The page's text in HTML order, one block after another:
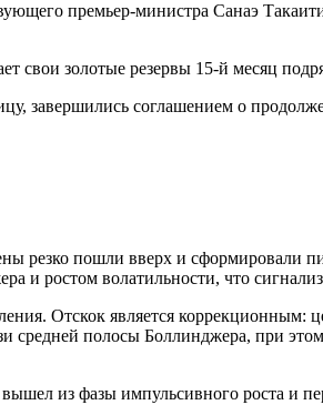
премьер-министра Санаэ
свои золотые резервы 15-й месяц
соглашением о
резко пошли вверх и сформировали
ростом волатильности, что
Отскок является коррекционным:
средней полосы Боллинджера, при
из фазы импульсивного роста и